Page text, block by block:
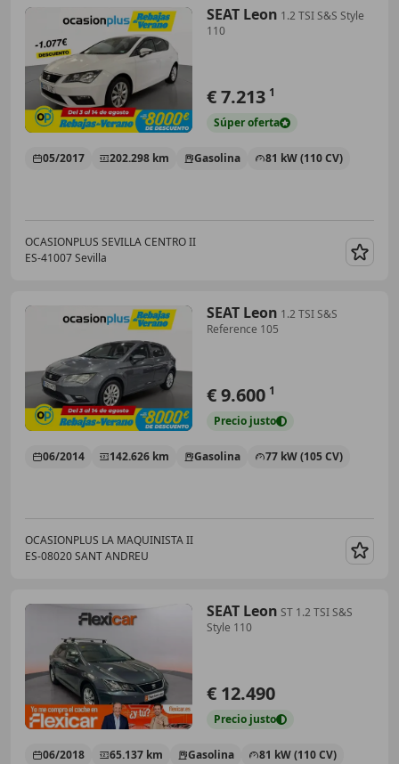
SEAT Leon 1.2 TSI S&S Style
110
€ 7.213 1
Súperoferta
05/2017 202.298 km Gasolina 81 kW (110 CV)
OCASIONPLUS SEVILLA CENTRO II
ES-41007 Sevilla
SEAT Leon 1.2 TSI S&S
Reference 105
€ 9.600 1
Precio justo
06/2014 142.626 km Gasolina 77 kW (105 CV)
OCASIONPLUS LA MAQUINISTA II
ES-08020 SANT ANDREU
SEAT Leon ST 1.2 TSI S&S
Style 110
€ 12.490
Precio justo
06/2018 65.137 km Gasolina 81 kW (110 CV)